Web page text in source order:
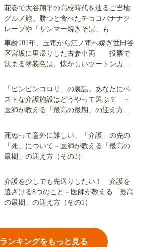
花巻で大谷翔平の高校時代を辿るご当地
グルメ旅。勝つと食べたチョコバナナク
レープや「サンマー焼きそば」も
車齢101年、玉電から江ノ電へ嫁ぎ世田谷
区宮坂に里帰りした古参車両 投票で
決まる塗装色は、懐かしいツートンカラ
「ピンピンコロリ」の裏話。あなたにベ
ストな介護施設はどうやって選ぶ？ －
医師が教える「最高の最期」の迎え方
死ぬって意外に難しい。「介護」の先の
「死」について－医師が教える「最高の
最期」の迎え方（その3）
介護を少しでも先送りしたい！ 介護を
遠ざける8つのこと－医師が教える「最高
の最期」の迎え方（その1）
ランキングをもっと見る